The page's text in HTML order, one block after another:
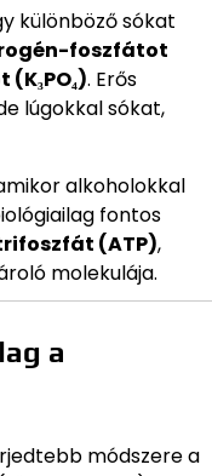
különböző sókat
foszfátot
. Erős
lúgokkal sókat,
alkoholokkal
fontos
(ATP),
molekulája.
a
módszere a